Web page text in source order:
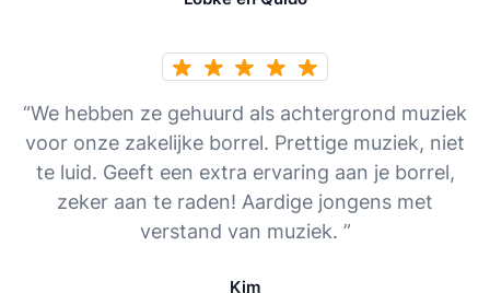
“We hebben ze gehuurd als achtergrond muziek
voor onze zakelijke borrel. Prettige muziek, niet
te luid. Geeft een extra ervaring aan je borrel,
zeker aan te raden! Aardige jongens met
verstand van muziek. ”
Kim